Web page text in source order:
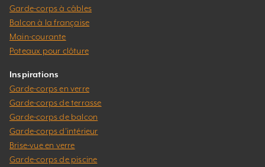
Garde-corps à câbles
Balcon à la française
Main-courante
Poteaux pour clôture
Inspirations
Garde-corps en verre
Garde-corps de terrasse
Garde-corps de balcon
Garde-corps d’intérieur
Brise-vue en verre
Garde-corps de piscine